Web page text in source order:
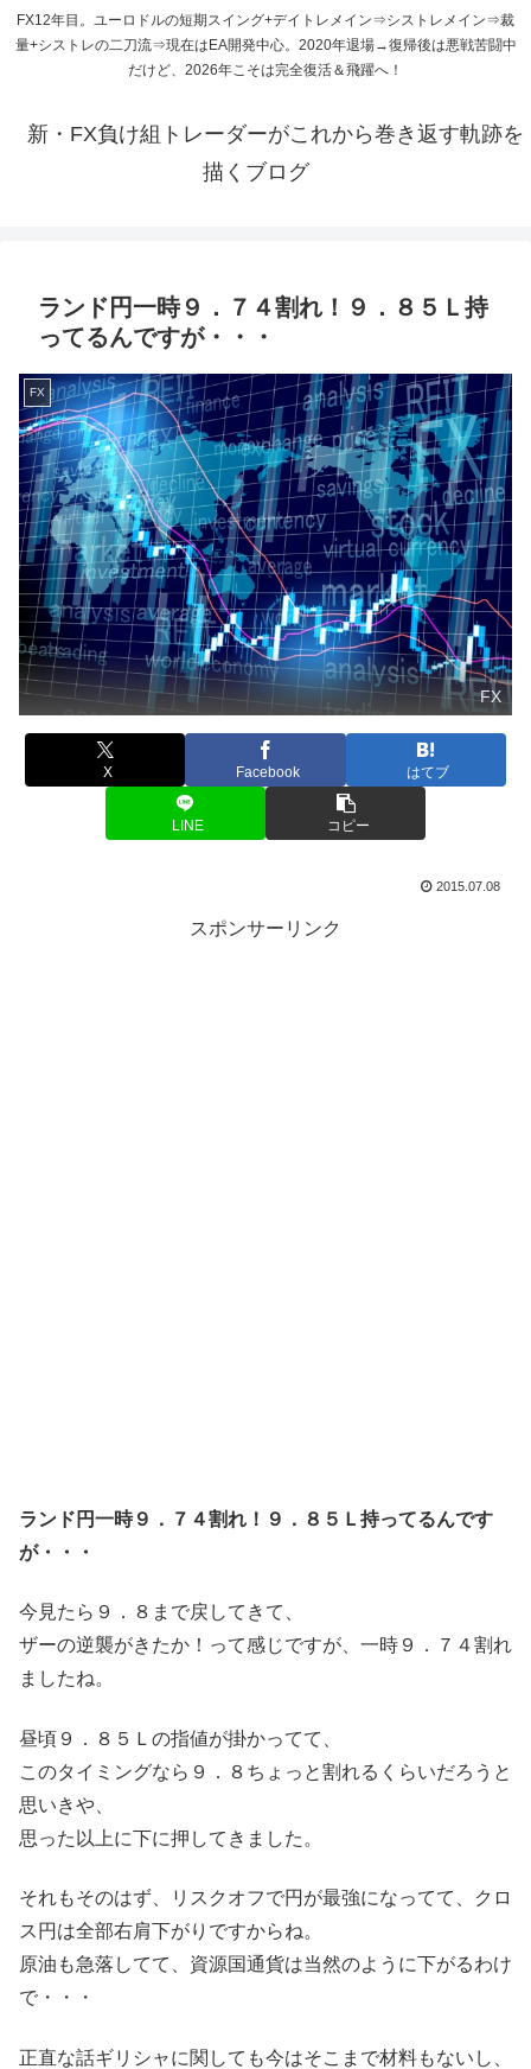
FX12年目。ユーロドルの短期スイング+デイトレメイン⇒シストレメイン⇒裁
量+シストレの二刀流⇒現在はEA開発中心。2020年退場→復帰後は悪戦苦闘中
だけど、2026年こそは完全復活＆飛躍へ！
新・FX負け組トレーダーがこれから巻き返す軌跡を
描くブログ
ランド円一時９．７４割れ！９．８５Ｌ持
ってるんですが・・・
FX
FX
X Facebook はてブ
LINE コピー
2015.07.08
スポンサーリンク
ランド円一時９．７４割れ！９．８５Ｌ持ってるんです
が・・・
今見たら９．８まで戻してきて、
ザーの逆襲がきたか！って感じですが、一時９．７４割れ
ましたね。
昼頃９．８５Ｌの指値が掛かってて、
このタイミングなら９．８ちょっと割れるくらいだろうと
思いきや、
思った以上に下に押してきました。
それもそのはず、リスクオフで円が最強になってて、クロ
ス円は全部右肩下がりですからね。
原油も急落してて、資源国通貨は当然のように下がるわけ
で・・・
正直な話ギリシャに関しても今はそこまで材料もないし、